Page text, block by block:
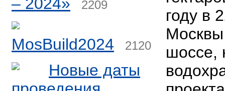
2209
MosBuild2024 2120
Новые даты
году в
шоссе,